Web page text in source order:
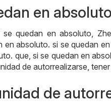
en
quedan en absoluto,
absoluto. si se quedan
que, si se quedan en
de autorrealizarse,
de